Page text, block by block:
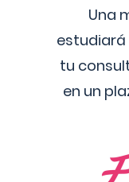
Una
tu
en un